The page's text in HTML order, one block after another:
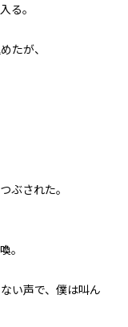
る。
たが、
ぶされた。
。
い声で、僕は叫ん